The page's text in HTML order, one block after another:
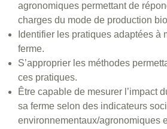
agronomiques permettant de
charges du mode de production
Identifier les pratiques adaptées à
ferme.
S’approprier les méthodes
ces pratiques.
Être capable de mesurer l’impact
sa ferme selon des indicateurs
environnementaux/agronomiques